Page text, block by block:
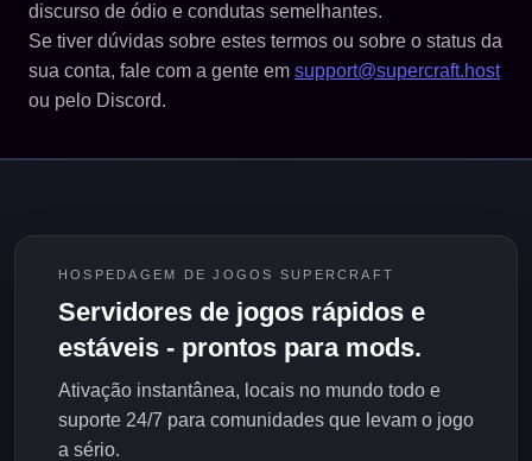
discurso de ódio e condutas semelhantes.
Se tiver dúvidas sobre estes termos ou sobre o status da
sua conta, fale com a gente em support@supercraft.host
ou pelo Discord.
HOSPEDAGEM DE JOGOS SUPERCRAFT
Servidores de jogos rápidos e
estáveis - prontos para mods.
Ativação instantânea, locais no mundo todo e
suporte 24/7 para comunidades que levam o jogo
a sério.